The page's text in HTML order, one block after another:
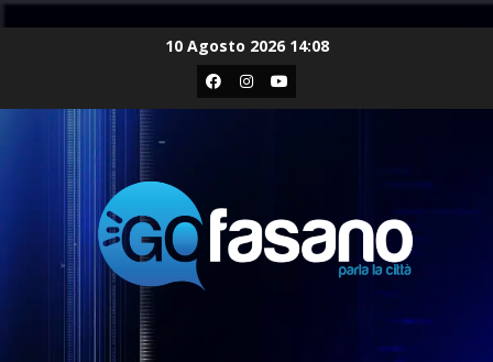
10 Agosto 2026 14:08
Facebook
Instagram
Youtube